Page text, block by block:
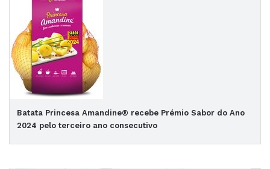
Batata Princesa Amandine® recebe Prémio Sabor do Ano
2024 pelo terceiro ano consecutivo